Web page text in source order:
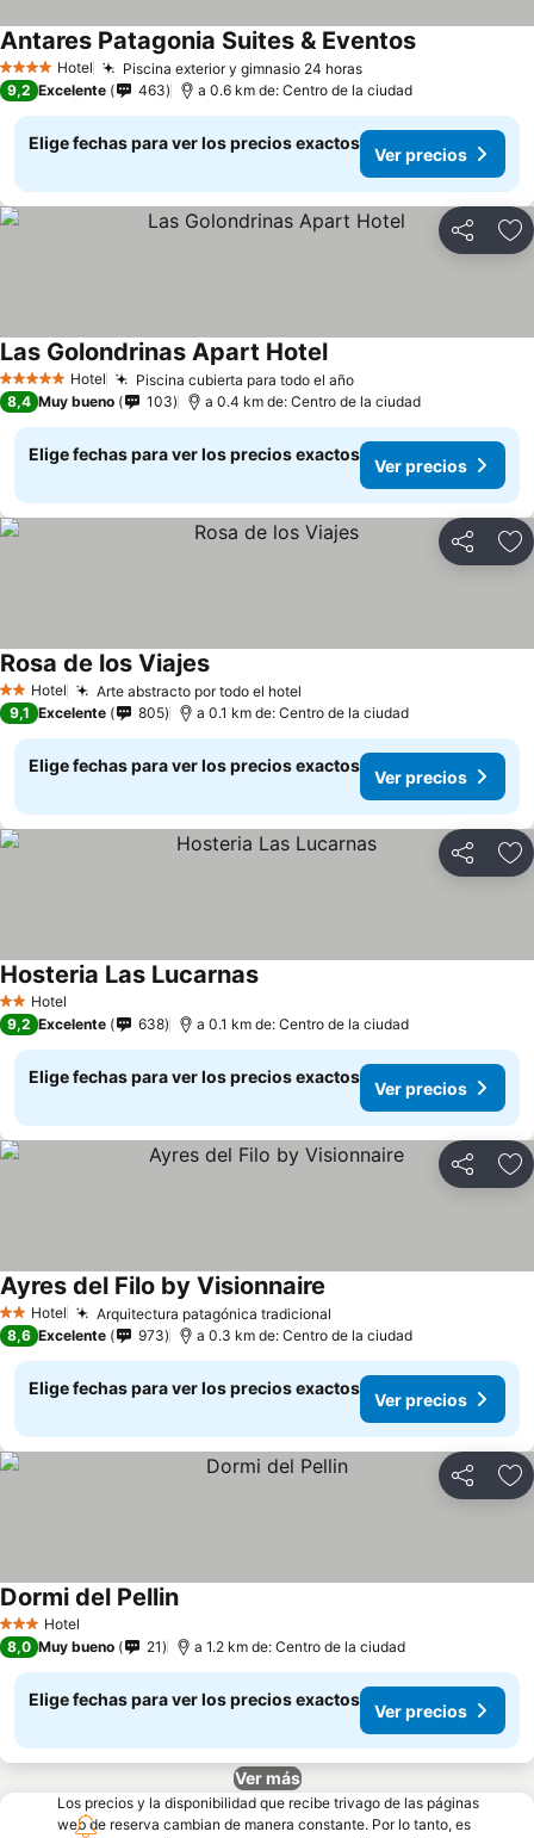
4 EstrellasHotel Piscina exterior y gimnasio 24 horas
Antares Patagonia Suites & Eventos
9,2 Excelente 463 a 0.6 km de: Centro de la ciudad
Elige fechas para ver los precios exactos
Ver precios
Compartir
5 Estrellas Hotel Piscina cubierta para todo el año
Las Golondrinas Apart Hotel
8,4 Muy bueno 103 a 0.4 km de: Centro de la ciudad
Elige fechas para ver los precios exactos
Ver precios
Compartir
2 Estrellas
Hotel Arte abstracto por todo el hotel
Rosa de los Viajes
9,1 Excelente 805 a 0.1 km de: Centro de la ciudad
Elige fechas para ver los precios exactos
Ver precios
Compartir
2 Estrellas
Hotel
Hosteria Las Lucarnas
9,2 Excelente 638 a 0.1 km de: Centro de la ciudad
Elige fechas para ver los precios exactos
Ver precios
Compartir
2 Estrellas
Hotel Arquitectura patagónica tradicional
Ayres del Filo by Visionnaire
8,6 Excelente 973 a 0.3 km de: Centro de la ciudad
Elige fechas para ver los precios exactos
Ver precios
Compartir
3 Estrellas
Hotel
Dormi del Pellin
8,0 Muy bueno 21 a 1.2 km de: Centro de la ciudad
Elige fechas para ver los precios exactos
Ver precios
Ver más
Los precios y la disponibilidad que recibe trivago de las páginas
web de reserva cambian de manera constante. Por lo tanto, es